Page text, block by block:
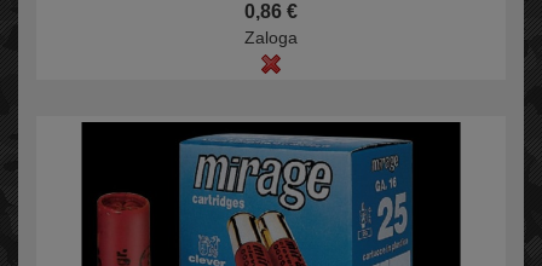
0,86 €
Zaloga